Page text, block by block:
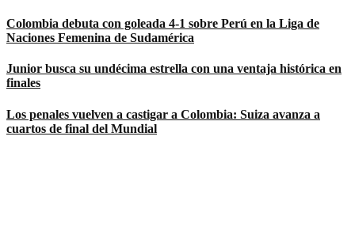
Colombia debuta con goleada 4-1 sobre Perú en la Liga de
Naciones Femenina de Sudamérica
Junior busca su undécima estrella con una ventaja histórica en
finales
Los penales vuelven a castigar a Colombia: Suiza avanza a
cuartos de final del Mundial